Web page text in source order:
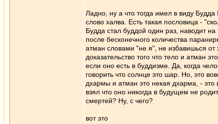
Ладно, ну а что тогда имел в виду
слово халва. Есть такая пословица -
Будда стал буддой один раз, наводит
после бесконечного количества
атман словами "не я", не избавишься
доказательство того что тело и атман
если оно есть в буддизме. Да, когда
говорить что солнце это шар. Но, это
дхармы и атман это некая дхарма, - это
взял что оно никогда в будущем не
смертей? Ну, с чего?
вот это